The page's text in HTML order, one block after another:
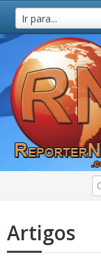
Ir para...
Artigos